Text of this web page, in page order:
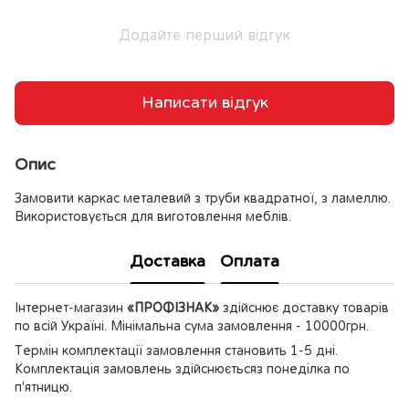
Додайте перший відгук
Написати відгук
Опис
Замовити каркас металевий з труби квадратної, з ламеллю.
Використовується для виготовлення меблів.
Доставка Оплата
Інтернет-магазин «ПРОФІЗНАК» здійснює доставку товарів
по всій Україні. Мінімальна сума замовлення - 10000грн.
Термін комплектації замовлення становить 1-5 дні.
Комплектація замовлень здійснюєтьсяз понеділка по
п'ятницю.